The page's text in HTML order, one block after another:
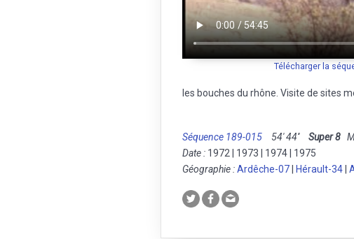
Télécharger la
les bouches du rhône. Visite de sites
Séquence 189-015 54' 44'' Super 8
Date : 1972 | 1973 | 1974 | 1975
Géographie :Ardêche-07 Hérault-34